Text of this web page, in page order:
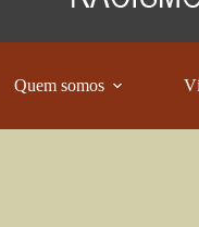
Quem somos